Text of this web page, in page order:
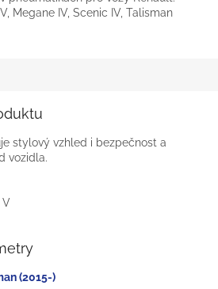
Megane IV, Scenic IV, Talisman
stylový vzhled i bezpečnost a
vozidla.
V
(2015-)